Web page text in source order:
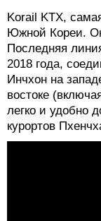
Korail KTX,
Южной Кореи.
Последняя
2018 года,
Инчхон на
востоке
легко и удобно
курортов